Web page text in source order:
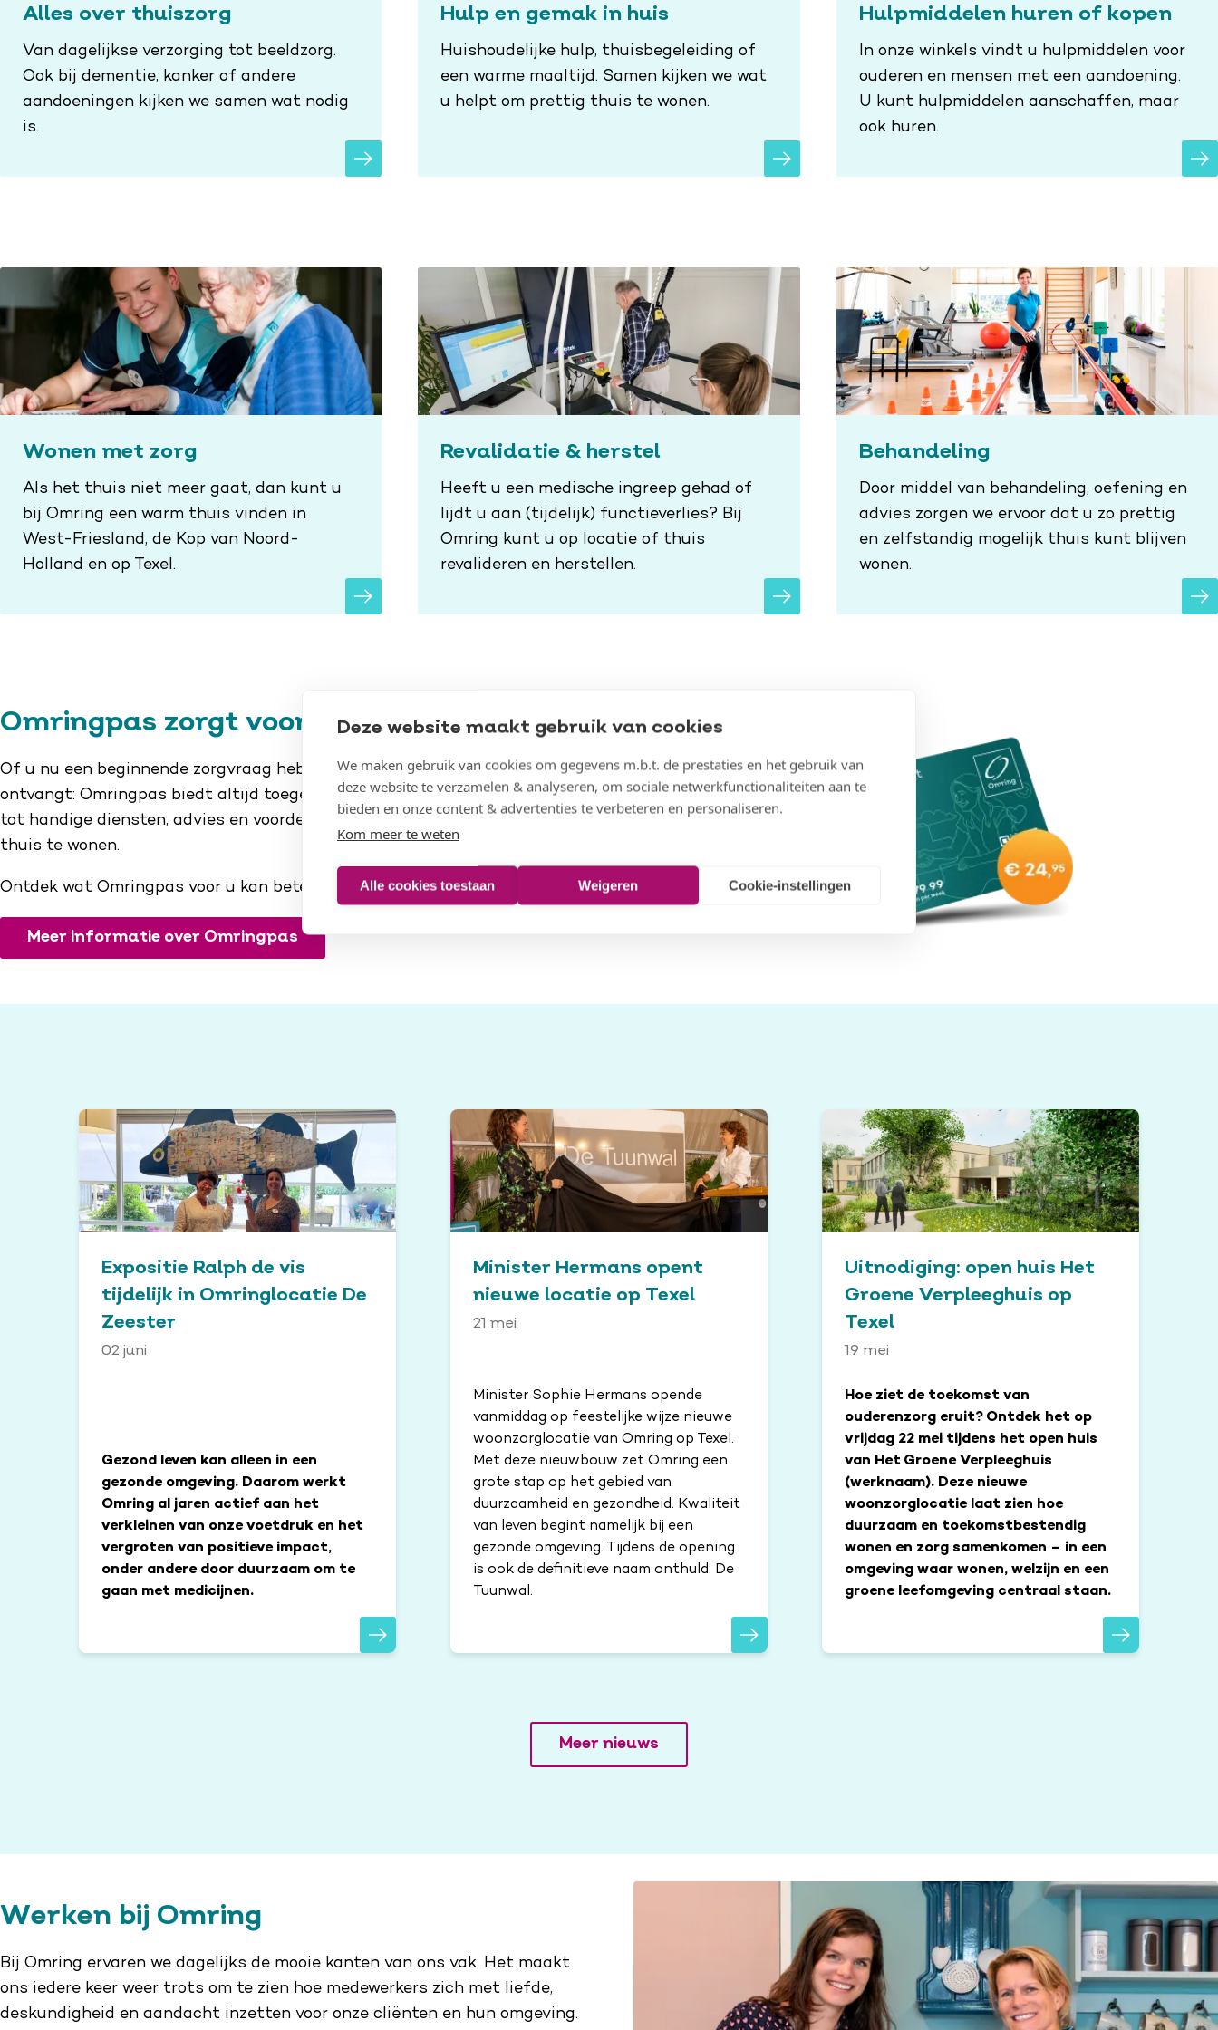
Deze website maakt gebruik van cookies
We maken gebruik van cookies om gegevens m.b.t. de prestaties en het gebruik van
deze website te verzamelen & analyseren, om sociale netwerkfunctionaliteiten aan te
bieden en onze content & advertenties te verbeteren en personaliseren.
Kom meer te weten
Alle cookies toestaan Weigeren Cookie-instellingen
Alles over thuiszorg
Van dagelijkse verzorging tot beeldzorg.
Ook bij dementie, kanker of andere
aandoeningen kijken we samen wat nodig
is.
Hulp en gemak in huis
Huishoudelijke hulp, thuisbegeleiding of
een warme maaltijd. Samen kijken we wat
u helpt om prettig thuis te wonen.
Hulpmiddelen huren of kopen
In onze winkels vindt u hulpmiddelen voor
ouderen en mensen met een aandoening.
U kunt hulpmiddelen aanschaffen, maar
ook huren.
Wonen met zorg
Als het thuis niet meer gaat, dan kunt u
bij Omring een warm thuis vinden in
West-Friesland, de Kop van Noord-
Holland en op Texel.
Revalidatie & herstel
Heeft u een medische ingreep gehad of
lijdt u aan (tijdelijk) functieverlies? Bij
Omring kunt u op locatie of thuis
revalideren en herstellen.
Behandeling
Door middel van behandeling, oefening en
advies zorgen we ervoor dat u zo prettig
en zelfstandig mogelijk thuis kunt blijven
wonen.
Omringpas zorgt voor zekerheid
Of u nu een beginnende zorgvraag hebt, voor iemand zorgt of al wijkzorg
ontvangt: Omringpas biedt altijd toegevoegde waarde. U krijgt toegang
tot handige diensten, advies en voordelen die u helpen om langer fijn
thuis te wonen.
Ontdek wat Omringpas voor u kan betekenen:
Meer informatie over Omringpas
Expositie Ralph de vis
tijdelijk in Omringlocatie De
Zeester
02 juni
Gezond leven kan alleen in een
gezonde omgeving. Daarom werkt
Omring al jaren actief aan het
verkleinen van onze voetdruk en het
vergroten van positieve impact,
onder andere door duurzaam om te
gaan met medicijnen.
Minister Hermans opent
nieuwe locatie op Texel
21 mei
Minister Sophie Hermans opende
vanmiddag op feestelijke wijze nieuwe
woonzorglocatie van Omring op Texel.
Met deze nieuwbouw zet Omring een
grote stap op het gebied van
duurzaamheid en gezondheid. Kwaliteit
van leven begint namelijk bij een
gezonde omgeving. Tijdens de opening
is ook de definitieve naam onthuld: De
Tuunwal.
Uitnodiging: open huis Het
Groene Verpleeghuis op
Texel
19 mei
Hoe ziet de toekomst van
ouderenzorg eruit? Ontdek het op
vrijdag 22 mei tijdens het open huis
van Het Groene Verpleeghuis
(werknaam). Deze nieuwe
woonzorglocatie laat zien hoe
duurzaam en toekomstbestendig
wonen en zorg samenkomen – in een
omgeving waar wonen, welzijn en een
groene leefomgeving centraal staan.
Meer nieuws
Werken bij Omring
Bij Omring ervaren we dagelijks de mooie kanten van ons vak. Het maakt
ons iedere keer weer trots om te zien hoe medewerkers zich met liefde,
deskundigheid en aandacht inzetten voor onze cliënten en hun omgeving.